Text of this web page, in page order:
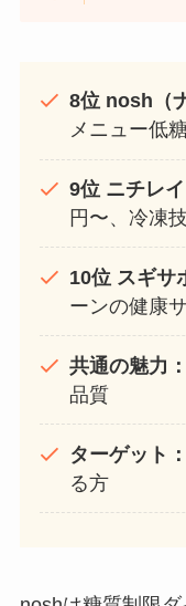
8位 nosh（
メニュー低
9位 ニチレ
円〜、冷凍
10位 スギサ
ーンの健康
共通の魅力：
品質
ターゲット：
る方